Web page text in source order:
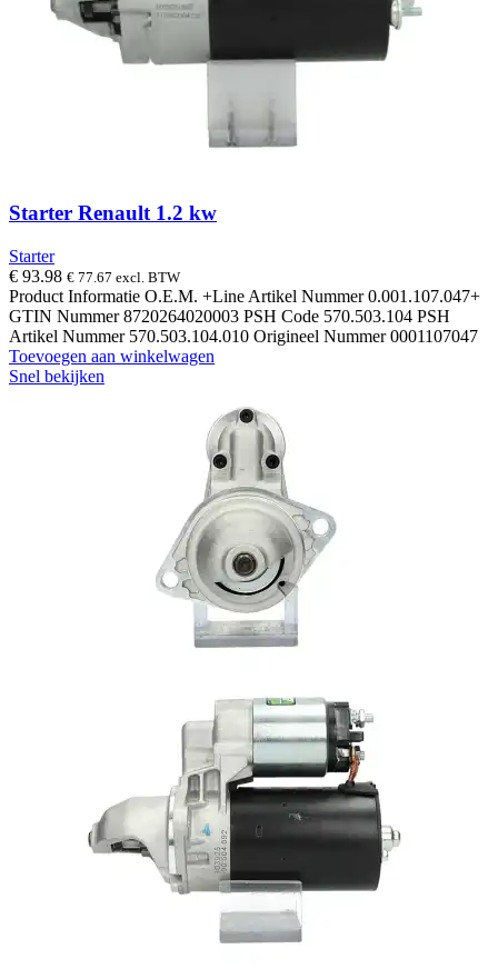
Starter Renault 1.2 kw
Starter
€ 93.98 € 77.67 excl. BTW
Product Informatie O.E.M. +Line Artikel Nummer 0.001.107.047+
GTIN Nummer 8720264020003 PSH Code 570.503.104 PSH
Artikel Nummer 570.503.104.010 Origineel Nummer 0001107047
Toevoegen aan winkelwagen
Snel bekijken